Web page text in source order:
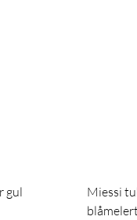
gul
Miessi
blåmelert